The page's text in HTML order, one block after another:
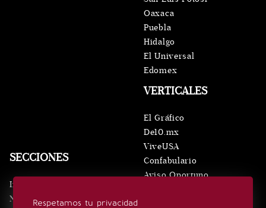
Respetamos tu privacidad
SECCIONES
Inicio
Noticias
VERTICALES
El Gráfico
De10.mx
ViveUSA
Confabulario
Aviso Oportuno
Oaxaca
Puebla
Hidalgo
El Universal
Edomex